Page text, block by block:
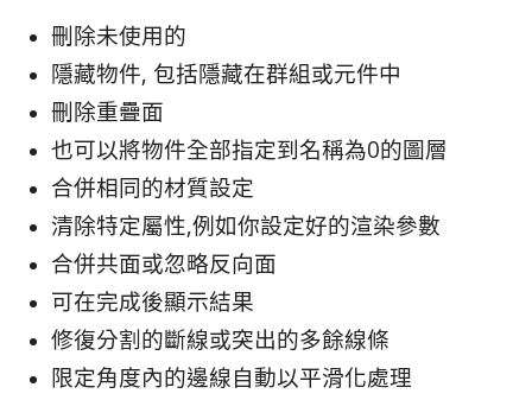
刪除未使用的
隱藏物件, 包括隱藏在群組或元件中
刪除重疊面
也可以將物件全部指定到名稱為0的圖層
合併相同的材質設定
清除特定屬性,例如你設定好的渲染參數
合併共面或忽略反向面
可在完成後顯示結果
修復分割的斷線或突出的多餘線條
限定角度內的邊線自動以平滑化處理